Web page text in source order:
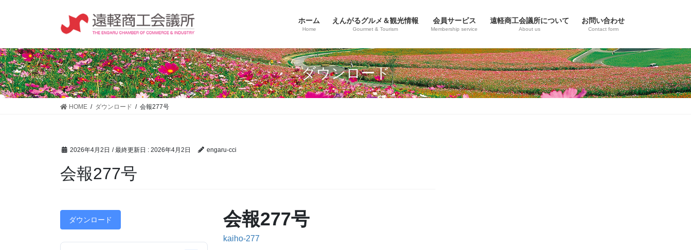
ツ
に
移
動
シ
ョ
ン
に
ホーム
Home
えんがるグルメ＆観光情報
Gourmet & Tourism
会員サービス
Membership service
遠軽商工会議所について
About us
お問い合わせ
Contact form
ダウンロード
HOME ダウンロード 会報277号
2026年4月2日 / 最終更新日 : 2026年4月2日 engaru-cci
会報277号
ダウンロード 会報277号
kaiho-277